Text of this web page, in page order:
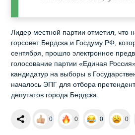
Лидер местной партии отметил, что
горсовет Бердска и Госдуму РФ,
сентября, прошло электронное
голосование партии «Единая
кандидатур на выборы в
началось ЭПГ для отбора
депутатов города Бердска.
0 0 0 0